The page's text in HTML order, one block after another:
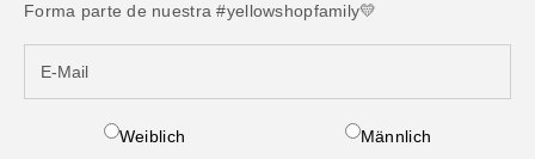
Forma parte de nuestra #yellowshopfamily💛
Weiblich Männlich